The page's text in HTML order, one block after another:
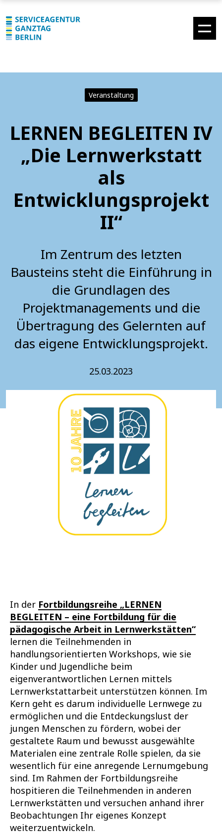
Veranstaltung
LERNEN BEGLEITEN IV
„Die Lernwerkstatt
als
Entwicklungsprojekt
II“
Im Zentrum des letzten
Bausteins steht die Einführung in
die Grundlagen des
Projektmanagements und die
Übertragung des Gelernten auf
das eigene Entwicklungsprojekt.
25.03.2023
In der Fortbildungsreihe „LERNEN
BEGLEITEN – eine Fortbildung für die
pädagogische Arbeit in Lernwerkstätten“
lernen die Teilnehmenden in
handlungsorientierten Workshops, wie sie
Kinder und Jugendliche beim
eigenverantwortlichen Lernen mittels
Lernwerkstattarbeit unterstützen können. Im
Kern geht es darum individuelle Lernwege zu
ermöglichen und die Entdeckungslust der
jungen Menschen zu fördern, wobei der
gestaltete Raum und bewusst ausgewählte
Materialen eine zentrale Rolle spielen, da sie
wesentlich für eine anregende Lernumgebung
sind. Im Rahmen der Fortbildungsreihe
hospitieren die Teilnehmenden in anderen
Lernwerkstätten und versuchen anhand ihrer
Beobachtungen Ihr eigenes Konzept
weiterzuentwickeln.